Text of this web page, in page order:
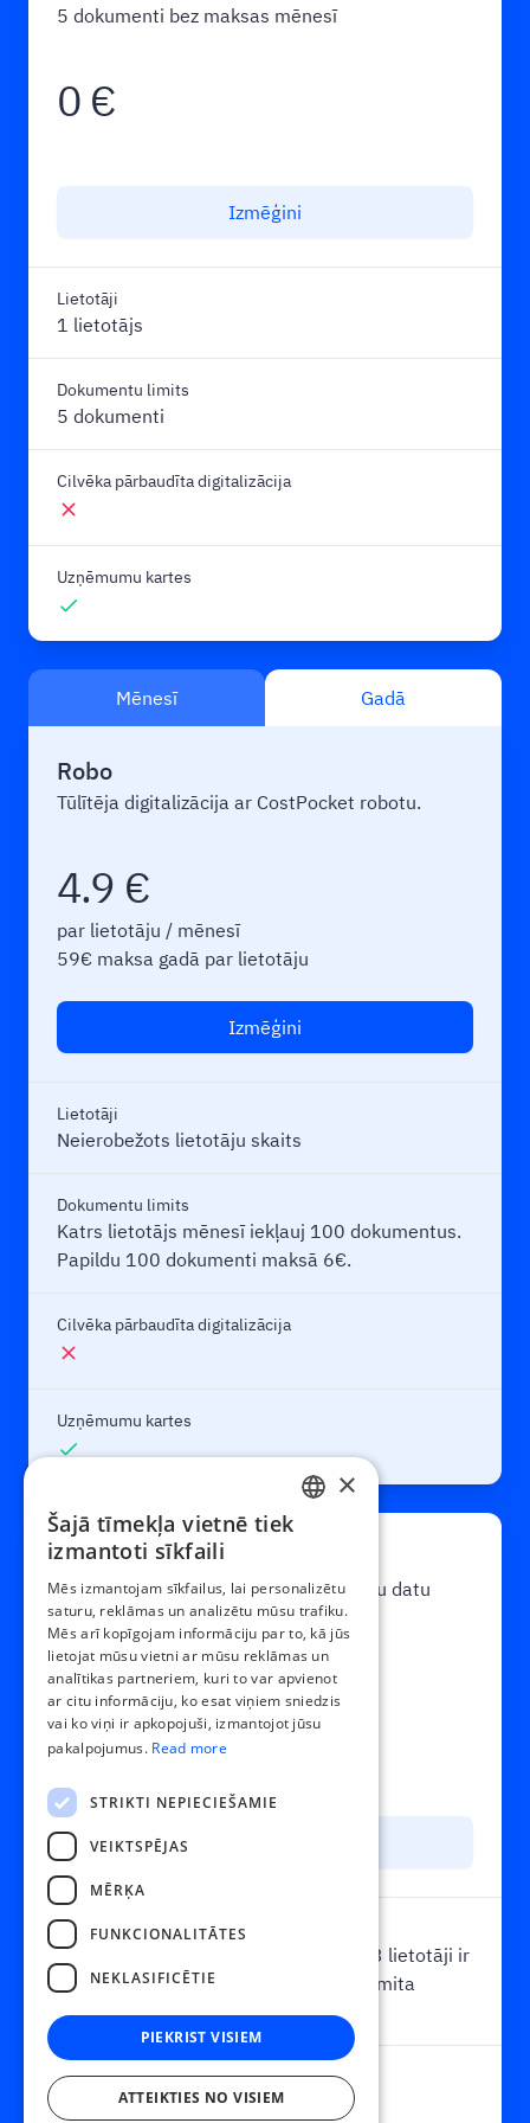
5 dokumenti bez maksas mēnesī
0 €
Izmēģini
Lietotāji
1 lietotājs
Dokumentu limits
5 dokumenti
Cilvēka pārbaudīta digitalizācija
close
Uzņēmumu kartes
check
Mēnesī Gadā
Robo
Tūlītēja digitalizācija ar CostPocket robotu.
4.9 €
par lietotāju / mēnesī
59€ maksa gadā par lietotāju
Izmēģini
Lietotāji
Neierobežots lietotāju skaits
Dokumentu limits
Katrs lietotājs mēnesī iekļauj 100 dokumentus.
Papildu 100 dokumenti maksā 6€.
Cilvēka pārbaudīta digitalizācija
close
Uzņēmumu kartes
check
Maksā, kad izmanto
Digitalizācija ar CostPocket speciālistu datu
pārbaudi.
0.40€
par dokumentu
Lietotāji
Neierobežots lietotāju skaits. Pirmie 3 lietotāji ir
bez maksas. Par katru lietotāju virs limita
papildus 2€.
Dokumentu limits
Bez limita
ENGLISH
LATVIAN
POLISH
RUSSIAN
FINNISH
×
Šajā tīmekļa vietnē tiek
izmantoti sīkfaili
Mēs izmantojam sīkfailus, lai personalizētu
saturu, reklāmas un analizētu mūsu trafiku.
Mēs arī kopīgojam informāciju par to, kā jūs
lietojat mūsu vietni ar mūsu reklāmas un
analītikas partneriem, kuri to var apvienot
ar citu informāciju, ko esat viņiem sniedzis
vai ko viņi ir apkopojuši, izmantojot jūsu
pakalpojumus. Read more
STRIKTI NEPIECIEŠAMIE
VEIKTSPĒJAS
MĒRĶA
FUNKCIONALITĀTES
NEKLASIFICĒTIE
PIEKRIST VISIEM
ATTEIKTIES NO VISIEM